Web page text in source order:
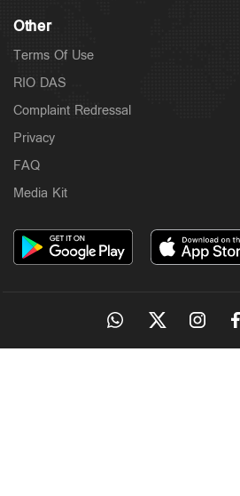
Other
Terms Of Use
RIO DAS
Complaint Redressal
Privacy
FAQ
Media Kit